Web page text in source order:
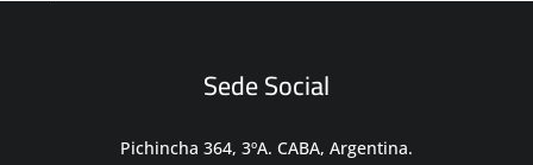
Sede Social
Pichincha 364, 3ºA. CABA, Argentina.